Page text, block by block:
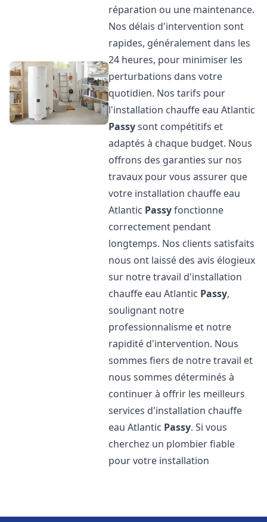
réparation ou une maintenance.
Nos délais d'intervention sont
rapides, généralement dans les
24 heures, pour minimiser les
perturbations dans votre
quotidien. Nos tarifs pour
l'installation chauffe eau Atlantic
Passysont compétitifs et
adaptés à chaque budget. Nous
offrons des garanties sur nos
travaux pour vous assurer que
votre installation chauffe eau
Atlantic Passyfonctionne
correctement pendant
longtemps. Nos clients satisfaits
nous ont laissé des avis élogieux
sur notre travail d'installation
chauffe eau Atlantic Passy,
soulignant notre
professionnalisme et notre
rapidité d'intervention. Nous
sommes fiers de notre travail et
nous sommes déterminés à
continuer à offrir les meilleurs
services d'installation chauffe
eau Atlantic Passy. Si vous
cherchez un plombier fiable
pour votre installation